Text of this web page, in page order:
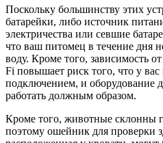
Поскольку большинству этих
батарейки, либо источник
электричества или севшие
что ваш питомец в течение дня
воду. Кроме того, зависимость
Fi повышает риск того, что у
подключением, и оборудование
работать должным образом.
Кроме того, животные склонны
поэтому ошейник для проверки